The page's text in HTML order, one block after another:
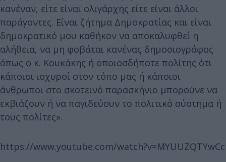
κανέναν, είτε είναι ολιγάρχης είτε είναι άλλοι
παράγοντες. Είναι ζήτημα Δημοκρατίας και είναι
δημοκρατικό μου καθήκον να αποκαλυφθεί η
αλήθεια, να μη φοβάται κανένας δημοσιογράφος
όπως ο κ. Κουκάκης ή οποιοσδήποτε πολίτης ότι
κάποιοι ισχυροί στον τόπο μας ή κάποιοι
άνθρωποι στο σκοτεινό παρασκήνιο μπορούνε να
εκβιάζουν ή να παγιδεύουν το πολιτικό σύστημα ή
τους πολίτες».
https://www.youtube.com/watch?v=MYUUZQTYwCc